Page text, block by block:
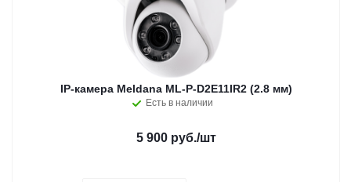
IP-камера Meldana ML-P-D2E11IR2 (2.8 мм)
Есть в наличии
5 900 руб./шт